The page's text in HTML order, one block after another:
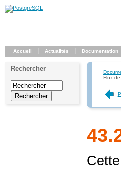
Accueil Actualités Documentation
Rechercher
Flux de